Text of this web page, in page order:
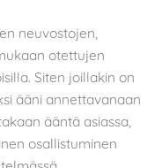
neuvostojen,
otettujen
Siten joillakin on
ääni annettavanaan
ääntä asiassa,
osallistuminen